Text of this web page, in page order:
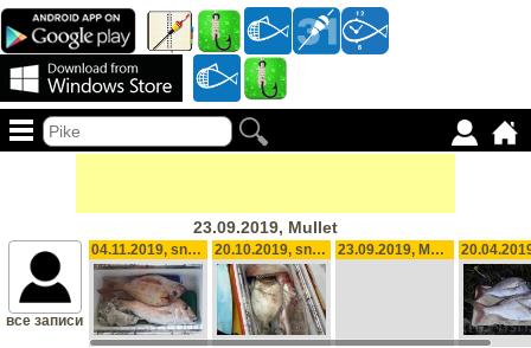
23.09.2019, Mullet
все записи
04.11.2019, snapper 20.10.2019, snapper and johnny 23.09.2019, Mullet